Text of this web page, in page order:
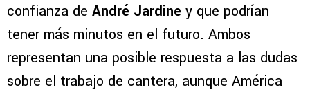
confianza de André Jardine y que podrían
tener más minutos en el futuro. Ambos
representan una posible respuesta a las dudas
sobre el trabajo de cantera, aunque América